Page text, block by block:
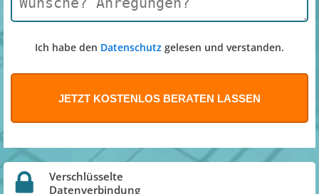
Ich habe den Datenschutz gelesen und verstanden.
Verschlüsselte
Datenverbindung